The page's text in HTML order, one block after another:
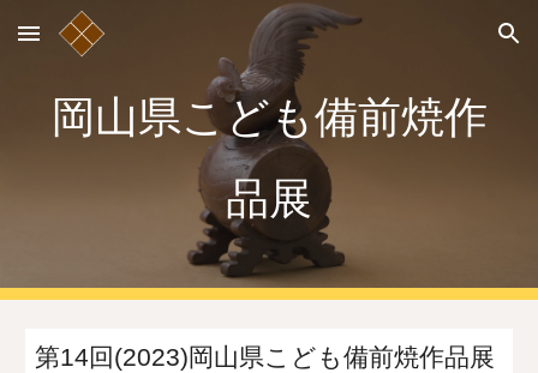
Skip to main content Skip to navigation
岡山県こども備前焼作
品展
第14回 (2023)岡山県こども備前焼作品展